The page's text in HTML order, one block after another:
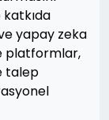
yapay zeka
platformlar,
talep